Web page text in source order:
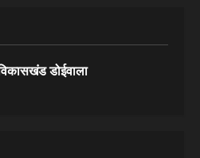
डोईवाला